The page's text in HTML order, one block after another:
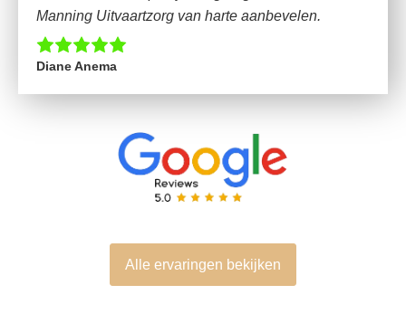
Manning Uitvaartzorg van harte aanbevelen.
Diane Anema
Alle ervaringen bekijken